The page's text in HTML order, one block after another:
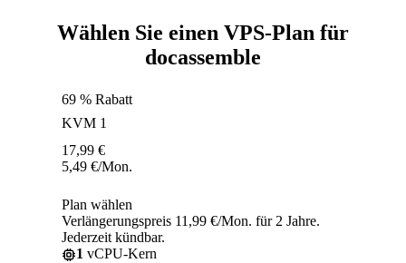
Wählen Sie einen VPS-Plan für
docassemble
69 % Rabatt
KVM 1
17,99 €
5,49 €/Mon.
Plan wählen
Verlängerungspreis 11,99 €/Mon. für 2 Jahre.
Jederzeit kündbar.
1 vCPU-Kern